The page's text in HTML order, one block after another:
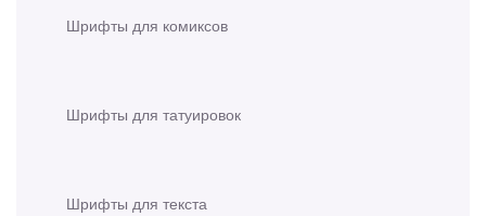
Шрифты для комиксов
Шрифты для татуировок
Шрифты для текста